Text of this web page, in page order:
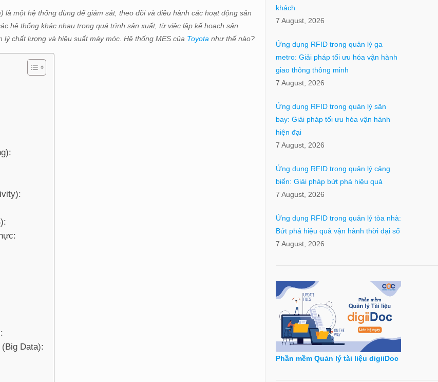
một hệ thống dùng để giám sát, theo dõi và điều hành các hoạt động sản
hệ thống khác nhau trong quá trình sản xuất, từ việc lập kế hoạch sản
chất lượng và hiệu suất máy móc. Hệ thống MES của Toyota như thế nào?
Data):
khách
7 August, 2026
Ứng dụng RFID trong quản lý ga
metro: Giải pháp tối ưu hóa vận hành
giao thông thông minh
7 August, 2026
Ứng dụng RFID trong quản lý sân
bay: Giải pháp tối ưu hóa vận hành
hiện đại
7 August, 2026
Ứng dụng RFID trong quản lý cảng
biển: Giải pháp bứt phá hiệu quả
7 August, 2026
Ứng dụng RFID trong quản lý tòa nhà:
Bứt phá hiệu quả vận hành thời đại số
7 August, 2026
Phần mềm Quản lý tài liệu digiiDoc